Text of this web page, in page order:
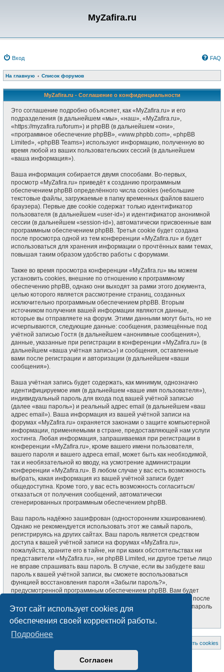
Этот сайт использует cookies для
обеспечения своей корректной работы.
Подробнее
Согласен
MyZafira.ru
Вход FAQ
На главную Список форумов
MyZafira.ru - Соглашение о конфиденциальности
Это соглашение подробно объясняет, как «MyZafira.ru» и его
подразделения (в дальнейшем «мы», «наш», «MyZafira.ru»,
«https://myzafira.ru/forum») и phpBB (в дальнейшем «они»,
«программное обеспечение phpBB», «www.phpbb.com», «phpBB
Limited», «phpBB Teams») используют информацию, полученную во
время любой из ваших пользовательских сессий (в дальнейшем
«ваша информация»).
Ваша информация собирается двумя способами. Во-первых,
просмотр «MyZafira.ru» приведёт к созданию программным
обеспечением phpBB определённого числа cookies (небольшие
текстовые файлы, загружаемые в папку временных файлов вашего
браузера). Первые две cookie содержат только идентификатор
пользователя (в дальнейшем «user-id») и идентификатор анонимной
сессии (в дальнейшем «session-id»), автоматически присвоенные вам
программным обеспечением phpBB. Третья cookie будет создана
после просмотра одной из тем конференции «MyZafira.ru» и будет
использоваться для хранения информации о прочтённых вами темах,
повышая таким образом удобство работы с форумами.
Также во время просмотра конференции «MyZafira.ru» мы можем
установить cookies, внешние по отношению к программному
обеспечению phpBB, однако они выходят за рамки этого документа,
целью которого является рассмотрение страниц, созданных
исключительно программным обеспечением phpBB. Вторым
источником получения вашей информации являются данные,
которые вы отправляете на форум. Этими данными могут быть, но не
исчерпываются, следующие данные: сообщения, размещённые под
учётной записью Гостя (в дальнейшем «анонимные сообщения»),
данные, указанные при регистрации в конференции «MyZafira.ru» (в
дальнейшем «ваша учётная запись») и сообщения, оставленные
вами после регистрации и авторизации (в дальнейшем «ваши
сообщения»).
Ваша учётная запись будет содержать, как минимум, однозначно
идентифицируемое имя (в дальнейшем «ваше имя пользователя»),
индивидуальный пароль для входа под вашей учётной записью
(далее «ваш пароль») и реальный адрес email (в дальнейшем «ваш
адрес email»). Ваша информация из вашей учётной записи на
форумах «MyZafira.ru» охраняется законами о защите компьютерной
информации, применяемыми в стране, предоставляющей нам услуги
хостинга. Любая информация, запрашиваемая при регистрации в
конференции «MyZafira.ru», кроме вашего имени пользователя,
вашего пароля и вашего адреса email, может быть как необходимой,
так и необязательной ко вводу, на усмотрение администрации
конференции «MyZafira.ru». В любом случае у вас есть возможность
выбрать, какая информация из вашей учётной записи будет
общедоступна. Кроме того, у вас есть возможность согласиться/
отказаться от получения сообщений, автоматически
сгенерированных программным обеспечением phpBB.
Ваш пароль надёжно зашифрован (односторонним хэшированием).
Однако не рекомендуется использовать этот же самый пароль,
регистрируясь на других сайтах. Ваш пароль является средством
доступа к вашей учётной записи на форумах «MyZafira.ru»,
пожалуйста, храните его в тайне, ни при каких обстоятельствах ни
представители «MyZafira.ru», ни phpBB Limited, ни другое третье лицо
не вправе спрашивать ваш пароль. В случае, если вы забудете ваш
пароль к вашей учётной записи, вы сможете воспользоваться
функцией восстановления пароля «Забыли пароль?»,
предусмотренной программным обеспечением phpBB. Вам будет
необходимо ввести ваше имя пользователя и ваш адрес email, после
чего программное обеспечение phpBB сгенерирует вам новый пароль
для вашей учётной записи.
Удалить cookies
Создано на основе